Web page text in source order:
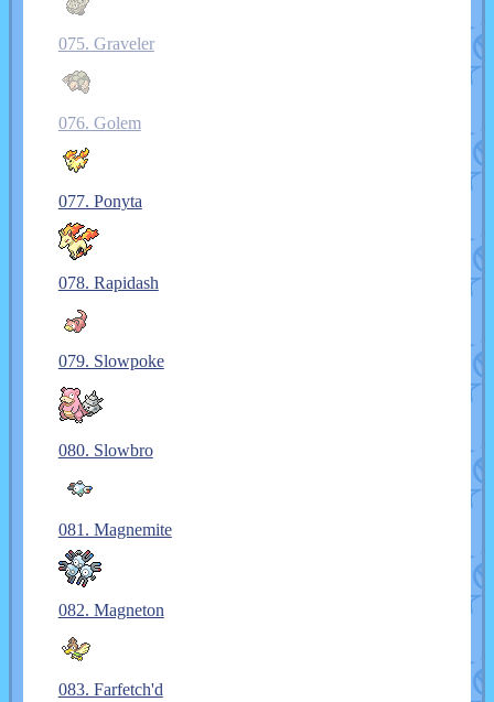
075. Graveler
076. Golem
077. Ponyta
078. Rapidash
079. Slowpoke
080. Slowbro
081. Magnemite
082. Magneton
083. Farfetch'd